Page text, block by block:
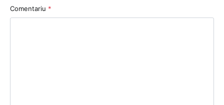
Comentariu *